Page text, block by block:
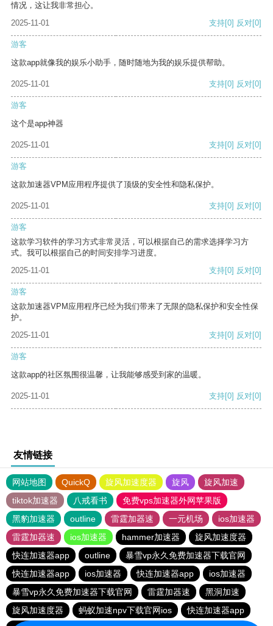
情况，这让我非常担心。
2025-11-01
支持[0] 反对[0]
游客
这款app就像我的娱乐小助手，随时随地为我的娱乐提供帮助。
2025-11-01 支持[0] 反对[0]
游客
这个是app神器
2025-11-01 支持[0] 反对[0]
游客
这款加速器VPM应用程序提供了顶级的安全性和隐私保护。
2025-11-01 支持[0] 反对[0]
游客
这款学习软件的学习方式非常灵活，可以根据自己的需求选择学习方
式。我可以根据自己的时间安排学习进度。
2025-11-01
支持[0] 反对[0]
游客
这款加速器VPM应用程序已经为我们带来了无限的隐私保护和安全性保
护。
2025-11-01
支持[0] 反对[0]
游客
这款app的社区氛围很温馨，让我能够感受到家的温暖。
2025-11-01 支持[0] 反对[0]
友情链接
网站地图 QuickQ 旋风加速度器 旋风
旋风加速
tiktok加速器
八戒看书
免费vps加速器外网苹果版
黑豹加速器
outline 雷霆加器速 一元机场
ios加速器
雷霆加器速
ios加速器 hammer加速器
旋风加速度器
快连加速器app
outline
暴雪vp永久免费加速器下载官网
快连加速器app
ios加速器 快连加速器app
ios加速器
暴雪vp永久免费加速器下载官网
雷霆加器速
黑洞加速
旋风加速度器
蚂蚁加速npv下载官网ios
快连加速器app